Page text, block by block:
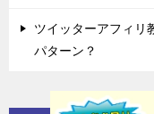
ツイッターアフィリ
パターン？